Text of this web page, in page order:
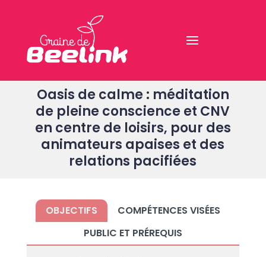
Oasis de calme : méditation
de pleine conscience et CNV
en centre de loisirs, pour des
animateurs apaises et des
relations pacifiées
OBJECTIFS
COMPÉTENCES VISÉES
PUBLIC ET PRÉREQUIS